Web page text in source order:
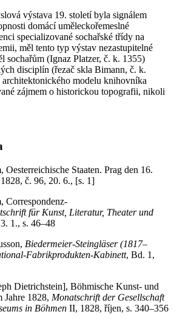
výstava 19. století byla signálem
domácí uměleckořemeslné
specializované sochařské třídy na
měl tento typ výstav nezastupitelné
sochařům (Ignaz Platzer, č. k. 1355)
disciplín (řezač skla Bimann, č. k.
architektonického modelu knihovníka
zájmem o historickou topografii, nikoli
Staaten. Prag den 16.
č. 96, 20. 6., [s. 1]
Correspondenz-
für Kunst, Literatur, Theater und
1., s. 46–48
Biedermeier-Steingläser (1817–
Fabrikprodukten-Kabinett, Bd. 1,
Dietrichstein], Böhmische Kunst- und
Jahre 1828, Monatschrift der Gesellschaft
in Böhmen II, 1828, říjen, s. 340–356